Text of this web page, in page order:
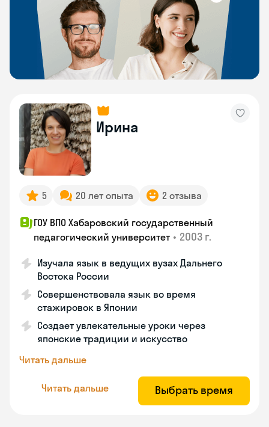
Ирина
5 20 лет опыта 2 отзыва
ГОУ ВПО Хабаровский государственный
педагогический университет • 2003 г.
Изучала язык в ведущих вузах Дальнего
Востока России
Совершенствовала язык во время
стажировок в Японии
Создает увлекательные уроки через
японские традиции и искусство
Читать дальше
Читать дальше Выбрать время